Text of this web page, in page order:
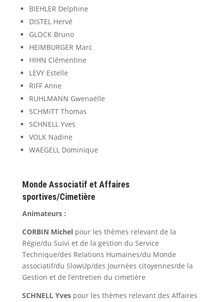
BIEHLER Delphine
DISTEL Hervé
GLOCK Bruno
HEIMBURGER Marc
HIHN Clémentine
LEVY Estelle
RIFF Anne
RUHLMANN Gwenaëlle
SCHMITT Thomas
SCHNELL Yves
VOLK Nadine
WAEGELL Dominique
Monde Associatif et Affaires
sportives/Cimetière
Animateurs :
CORBIN Michel pour les thèmes relevant de la
Régie/du Suivi et de la gestion du Service
Technique/des Relations Humaines/du Monde
associatif/du SlowUp/des Journées citoyennes/de la
Gestion et de l’entretien du cimetière
SCHNELL Yves pour les thèmes relevant des Affaires